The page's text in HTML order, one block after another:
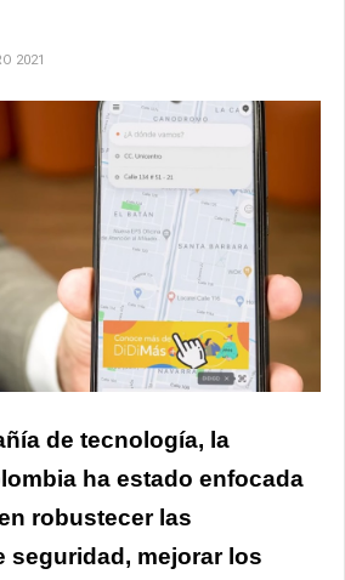
2021
de tecnología, la
ha estado enfocada
robustecer las
seguridad, mejorar los